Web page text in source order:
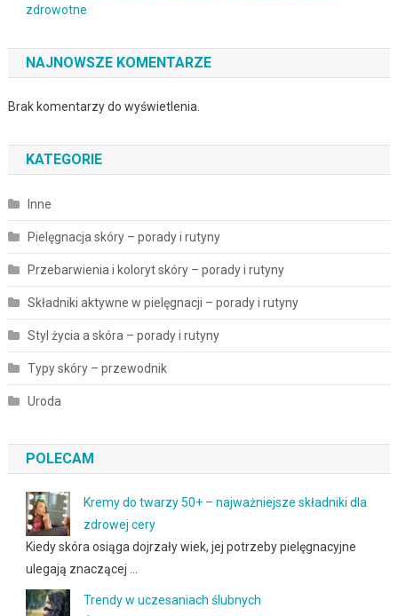
zdrowotne
NAJNOWSZE KOMENTARZE
Brak komentarzy do wyświetlenia.
KATEGORIE
Inne
Pielęgnacja skóry – porady i rutyny
Przebarwienia i koloryt skóry – porady i rutyny
Składniki aktywne w pielęgnacji – porady i rutyny
Styl życia a skóra – porady i rutyny
Typy skóry – przewodnik
Uroda
POLECAM
Kremy do twarzy 50+ – najważniejsze składniki dla
zdrowej cery
Kiedy skóra osiąga dojrzały wiek, jej potrzeby pielęgnacyjne
ulegają znaczącej …
Trendy w uczesaniach ślubnych